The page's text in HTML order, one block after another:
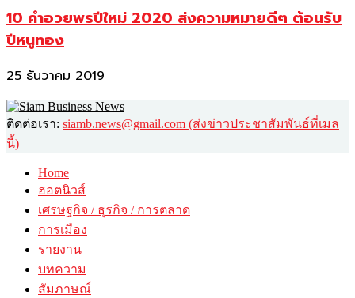
10 คำอวยพรปีใหม่ 2020 ส่งความหมายดีๆ ต้อนรับ
ปีหนูทอง
25 ธันวาคม 2019
ติดต่อเรา: siamb.news@gmail.com (ส่งข่าวประชาสัมพันธ์ที่เมล
นี้)
Home
ฮอตนิวส์
เศรษฐกิจ / ธุรกิจ / การตลาด
การเมือง
รายงาน
บทความ
สัมภาษณ์